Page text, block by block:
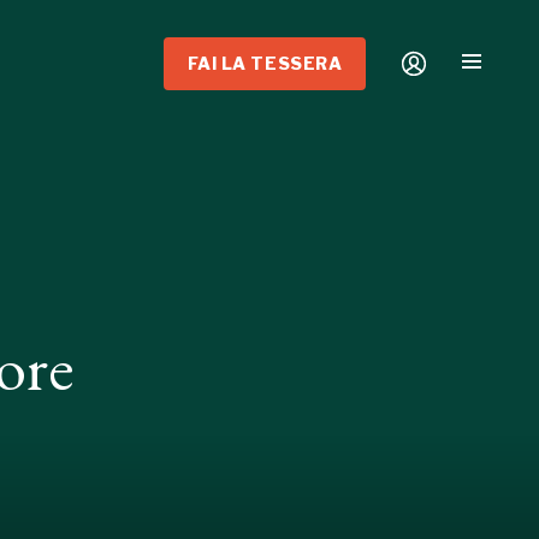
FAI LA TESSERA